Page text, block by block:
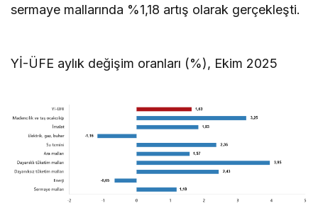
sermaye mallarında %1,18 artış olarak gerçekleşti.
Yİ-ÜFE aylık değişim oranları (%), Ekim 2025